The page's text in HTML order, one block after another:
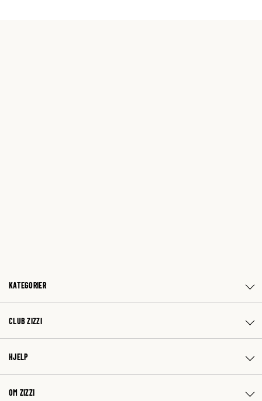
KATEGORIER
CLUB ZIZZI
HJELP
OM ZIZZI